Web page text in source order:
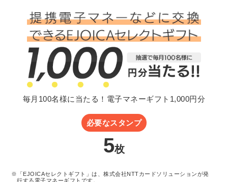
毎月100名様に当たる！電子マネーギフト1,000円分
必要なスタンプ
5枚
※「EJOICAセレクトギフト」は、株式会社NTTカードソリューションが発
行する電子マネーギフトです。